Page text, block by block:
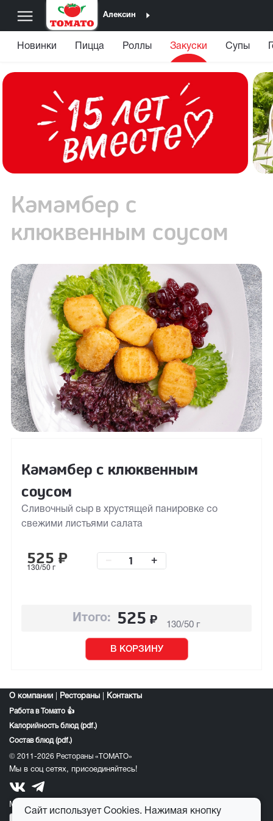
Алексин
Новинки Пицца Роллы Закуски Супы
Камамбер с
клюквенным соусом
Камамбер с клюквенным
соусом
Сливочный сыр в хрустящей панировке со
свежими листьями салата
525 ₽
130/50 г
+
Итого: 525 ₽ 130/50 г
В КОРЗИНУ
О компании Рестораны Контакты
Работа в Томато 👍
Калорийность блюд (pdf.)
Состав блюд (pdf.)
© 2011-2026 Рестораны «ТОМАТО»
Мы в соц сетях, присоединяйтесь!
Мобильное приложение томато:
Сайт использует Cookies. Нажимая кнопку